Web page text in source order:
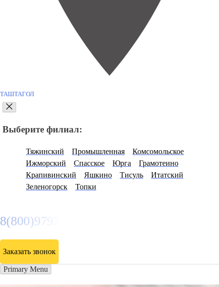
ТАШТАГОЛ
Выберите филиал:
Тяжинский Промышленная
Комсомольское
Ижморский
Спасское Юрга
Грамотеино
Крапивинский
Яшкино Тисуль
Итатский
Зеленогорск
Топки
8(800)9797043
Заказать звонок
Primary Menu